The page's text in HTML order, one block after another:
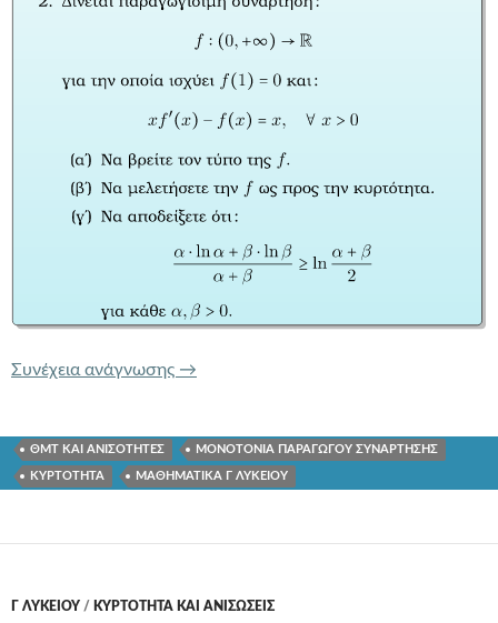
Συνέχεια ανάγνωσης ΚΥΡΤΟΤΗΤΑ ΚΑΙ ΔΙΑΤΑΞΗ
→
ΘΜΤ ΚΑΙ ΑΝΙΣΟΤΗΤΕΣ ΜΟΝΟΤΟΝΙΑ ΠΑΡΑΓΩΓΟΥ ΣΥΝΑΡΤΗΣΗΣ
ΚΥΡΤΟΤΗΤΑ ΜΑΘΗΜΑΤΙΚΑ Γ ΛΥΚΕΙΟΥ
Γ ΛΥΚΕΊΟΥ / ΚΥΡΤΟΤΗΤΑ ΚΑΙ ΑΝΙΣΩΣΕΙΣ